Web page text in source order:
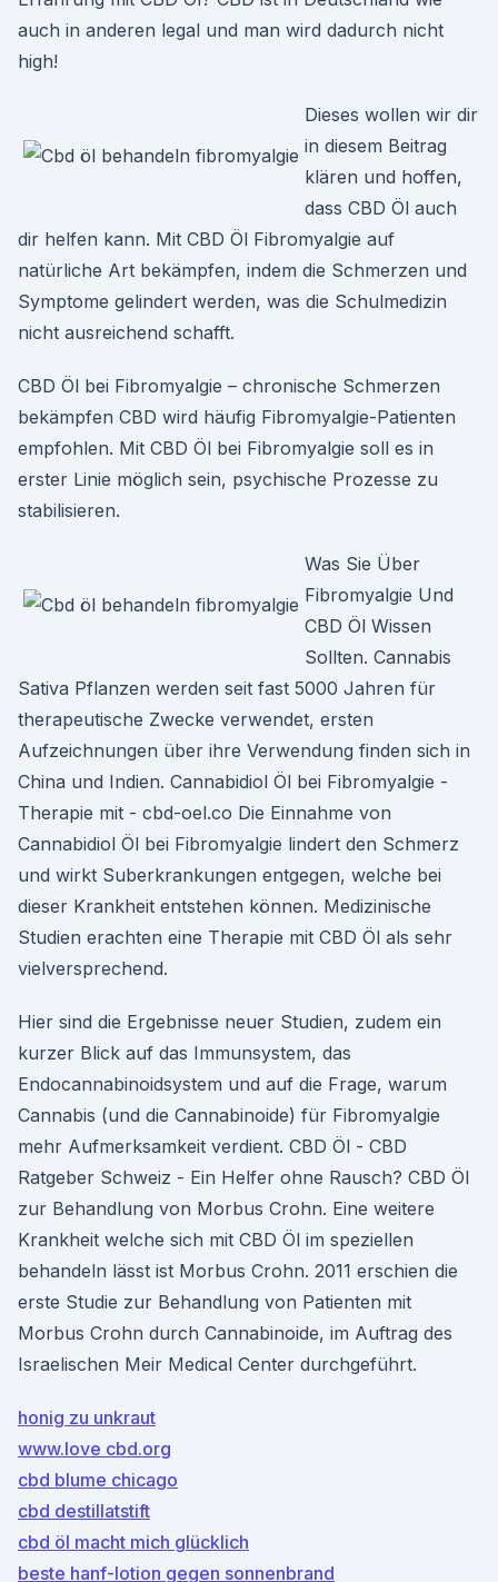
auch in anderen legal und man wird dadurch nicht
high!
Dieses wollen wir dir
in diesem Beitrag
klären und hoffen,
dass CBD Öl auch
dir helfen kann. Mit CBD Öl Fibromyalgie auf
natürliche Art bekämpfen, indem die Schmerzen und
Symptome gelindert werden, was die Schulmedizin
nicht ausreichend schafft.
CBD Öl bei Fibromyalgie – chronische Schmerzen
bekämpfen CBD wird häufig Fibromyalgie-­Patienten
empfohlen. Mit CBD Öl bei Fibromyalgie soll es in
erster Linie möglich sein, psychische Pro­zesse zu
stabilisieren.
Was Sie Über
Fibromyalgie Und
CBD Öl Wissen
Sollten. Cannabis
Sativa Pflanzen werden seit fast 5000 Jahren für
therapeutische Zwecke verwendet, ersten
Aufzeichnungen über ihre Verwendung finden sich in
China und Indien. Cannabidiol Öl bei Fibromyalgie -
Therapie mit - cbd-oel.co Die Einnahme von
Cannabidiol Öl bei Fibromyalgie lindert den Schmerz
und wirkt Suberkrankungen entgegen, welche bei
dieser Krankheit entstehen können. Medizinische
Studien erachten eine Therapie mit CBD Öl als sehr
vielversprechend.
Hier sind die Ergebnisse neuer Studien, zudem ein
kurzer Blick auf das Immunsystem, das
Endocannabinoidsystem und auf die Frage, warum
Cannabis (und die Cannabinoide) für Fibromyalgie
mehr Aufmerksamkeit verdient. CBD Öl - CBD
Ratgeber Schweiz - Ein Helfer ohne Rausch? CBD Öl
zur Behandlung von Morbus Crohn. Eine weitere
Krankheit welche sich mit CBD Öl im speziellen
behandeln lässt ist Morbus Crohn. 2011 erschien die
erste Studie zur Behandlung von Patienten mit
Morbus Crohn durch Cannabinoide, im Auftrag des
Israelischen Meir Medical Center durchgeführt.
honig zu unkraut
www.love cbd.org
cbd blume chicago
cbd destillatstift
cbd öl macht mich glücklich
beste hanf-lotion gegen sonnenbrand